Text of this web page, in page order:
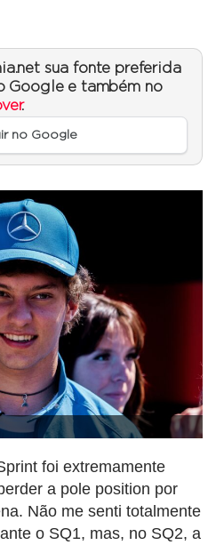
sua fonte preferida
Google e também no
.
no Google
foi extremamente
a pole position por
Não me senti totalmente
o SQ1, mas, no SQ2, a